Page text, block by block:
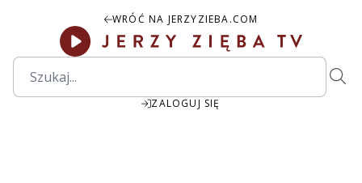
WRÓĆ NA JERZYZIEBA.COM
ZALOGUJ SIĘ